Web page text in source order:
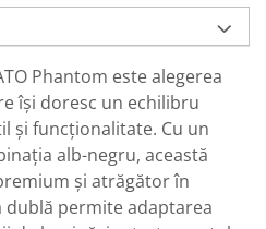
Phantom este alegerea
își doresc un echilibru
și funcționalitate. Cu un
alb-negru, această
și atrăgător în
dublă permite adaptarea